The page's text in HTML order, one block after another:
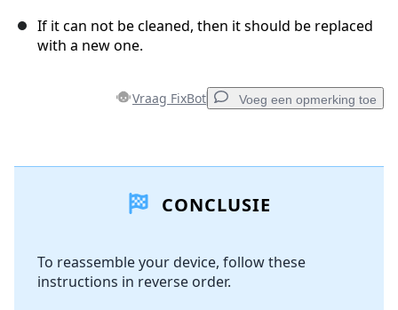
If it can not be cleaned, then it should be replaced
with a new one.
Vraag FixBot Voeg een opmerking toe
Voeg opmerking toe
Annuleren
CONCLUSIE
To reassemble your device, follow these
instructions in reverse order.